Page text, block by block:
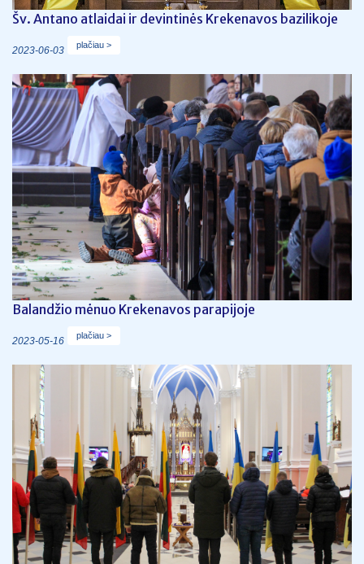
Šv. Antano atlaidai ir devintinės Krekenavos bazilikoje
2023-06-03 plačiau >
Balandžio mėnuo Krekenavos parapijoje
2023-05-16 plačiau >